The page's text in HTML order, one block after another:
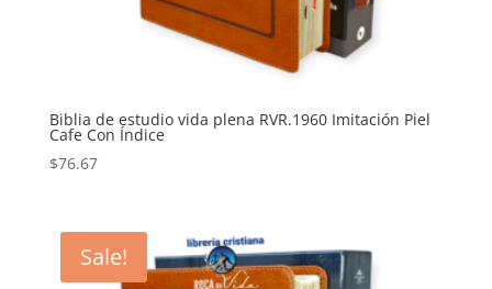
Biblia de estudio vida plena RVR.1960 Imitación Piel
Cafe Con Índice
$76.67
Sale!